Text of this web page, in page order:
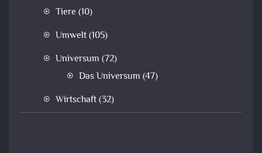
Tiere (10)
Umwelt(105)
Universum (72)
Das Universum (47)
Wirtschaft(32)